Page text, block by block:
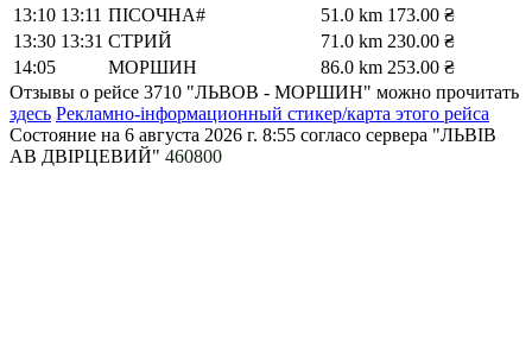
13:10 13:11 ПІСОЧНА# 51.0 km 173.00 ₴
13:30 13:31 СТРИЙ 71.0 km 230.00 ₴
14:05
МОРШИН 86.0 km 253.00 ₴
Отзывы о рейсе 3710 "ЛЬВОВ - МОРШИН" можно прочитать
здесь Рекламно-інформационный стикер/карта этого рейса
Состояние на 6 августа 2026 г. 8:55 согласо сервера "ЛЬВІВ
АВ ДВІРЦЕВИЙ" 460800